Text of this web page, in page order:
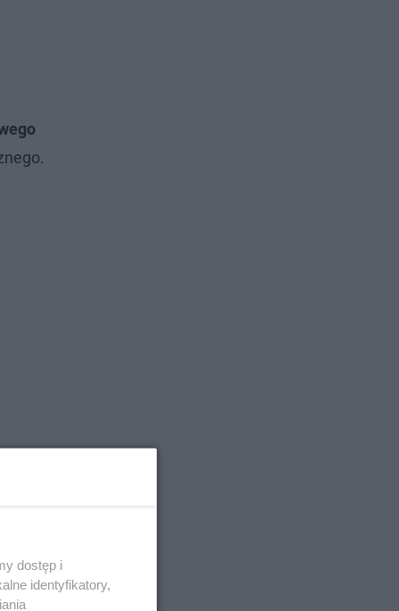
dostęp i
identyfikatory,